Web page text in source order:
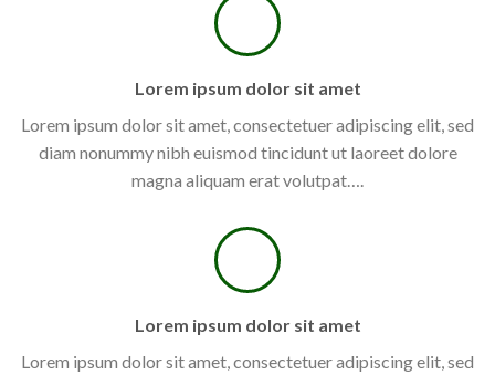
Lorem ipsum dolor sit amet
Lorem ipsum dolor sit amet, consectetuer adipiscing elit, sed
diam nonummy nibh euismod tincidunt ut laoreet dolore
magna aliquam erat volutpat….
Lorem ipsum dolor sit amet
Lorem ipsum dolor sit amet, consectetuer adipiscing elit, sed